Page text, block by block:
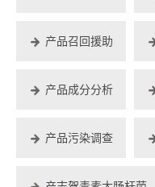
产品召回援助
产品成分分析
产品污染调查